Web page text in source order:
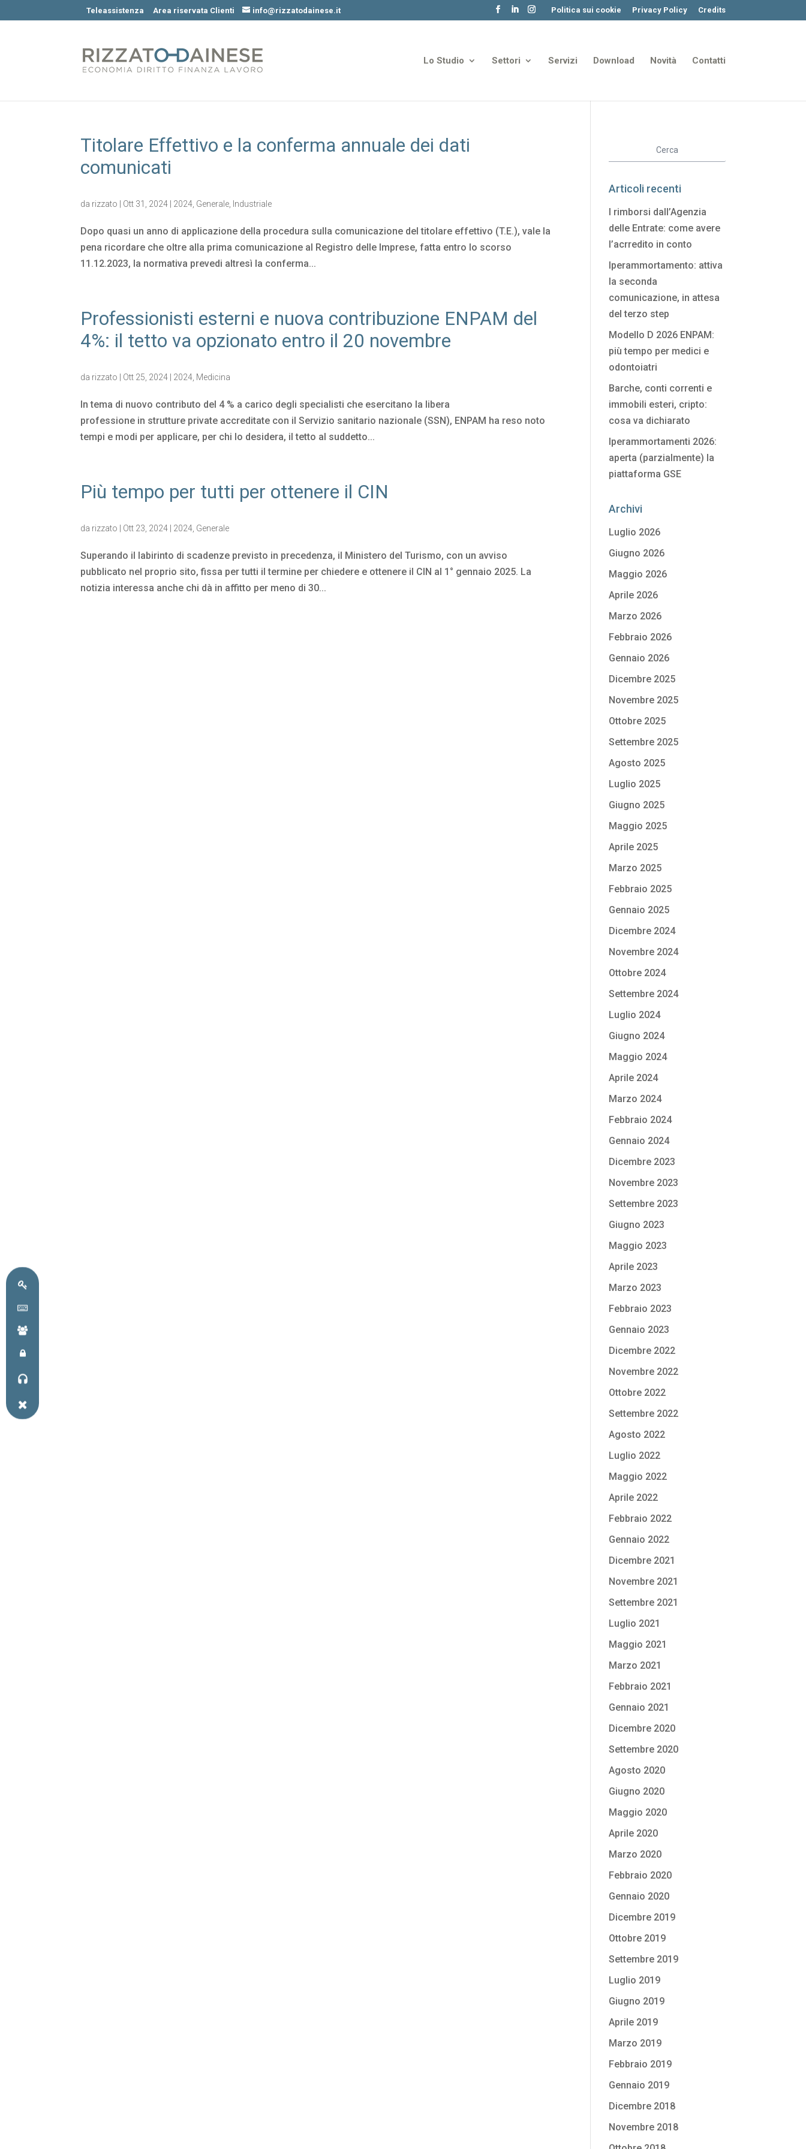
Teleassistenza Area riservata Clienti info@rizzatodainese.it Politica sui cookie Privacy Policy Credits
Lo Studio Settori Servizi Download Novità Contatti
Titolare Effettivo e la conferma annuale dei dati
comunicati
da rizzato Ott 31, 2024 2024 Generale Industriale
Dopo quasi un anno di applicazione della procedura sulla comunicazione del titolare effettivo (T.E.), vale la
pena ricordare che oltre alla prima comunicazione al Registro delle Imprese, fatta entro lo scorso
11.12.2023, la normativa prevedi altresì la conferma...
Professionisti esterni e nuova contribuzione ENPAM del
4%: il tetto va opzionato entro il 20 novembre
da rizzato Ott 25, 2024 2024 Medicina
In tema di nuovo contributo del 4 % a carico degli specialisti che esercitano la libera
professione in strutture private accreditate con il Servizio sanitario nazionale (SSN), ENPAM ha reso noto
tempi e modi per applicare, per chi lo desidera, il tetto al suddetto...
Più tempo per tutti per ottenere il CIN
da rizzato Ott 23, 2024 2024 Generale
Superando il labirinto di scadenze previsto in precedenza, il Ministero del Turismo, con un avviso
pubblicato nel proprio sito, fissa per tutti il termine per chiedere e ottenere il CIN al 1° gennaio 2025. La
notizia interessa anche chi dà in affitto per meno di 30...
Articoli recenti
I rimborsi dall’Agenzia
delle Entrate: come avere
l’acrredito in conto
Iperammortamento: attiva
la seconda
comunicazione, in attesa
del terzo step
Modello D 2026 ENPAM:
più tempo per medici e
odontoiatri
Barche, conti correnti e
immobili esteri, cripto:
cosa va dichiarato
Iperammortamenti 2026:
aperta (parzialmente) la
piattaforma GSE
Archivi
Luglio 2026
Giugno 2026
Maggio 2026
Aprile 2026
Marzo 2026
Febbraio 2026
Gennaio 2026
Dicembre 2025
Novembre 2025
Ottobre 2025
Settembre 2025
Agosto 2025
Luglio 2025
Giugno 2025
Maggio 2025
Aprile 2025
Marzo 2025
Febbraio 2025
Gennaio 2025
Dicembre 2024
Novembre 2024
Ottobre 2024
Settembre 2024
Luglio 2024
Giugno 2024
Maggio 2024
Aprile 2024
Marzo 2024
Febbraio 2024
Gennaio 2024
Dicembre 2023
Novembre 2023
Settembre 2023
Giugno 2023
Maggio 2023
Aprile 2023
Marzo 2023
Febbraio 2023
Gennaio 2023
Dicembre 2022
Novembre 2022
Ottobre 2022
Settembre 2022
Agosto 2022
Luglio 2022
Maggio 2022
Aprile 2022
Febbraio 2022
Gennaio 2022
Dicembre 2021
Novembre 2021
Settembre 2021
Luglio 2021
Maggio 2021
Marzo 2021
Febbraio 2021
Gennaio 2021
Dicembre 2020
Settembre 2020
Agosto 2020
Giugno 2020
Maggio 2020
Aprile 2020
Marzo 2020
Febbraio 2020
Gennaio 2020
Dicembre 2019
Ottobre 2019
Settembre 2019
Luglio 2019
Giugno 2019
Aprile 2019
Marzo 2019
Febbraio 2019
Gennaio 2019
Dicembre 2018
Novembre 2018